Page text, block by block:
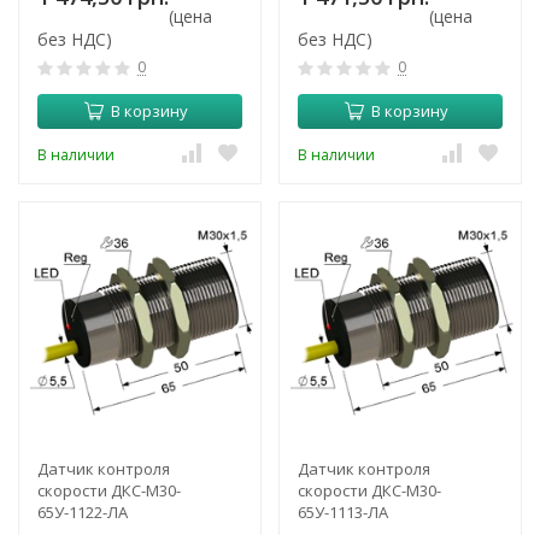
(цена
без НДС)
0
В корзину
В наличии
(цена
без НДС)
0
В корзину
В наличии
Датчик контроля
скорости ДКС-М30-
65У-1122-ЛА
Датчик контроля
скорости ДКС-М30-
65У-1113-ЛА